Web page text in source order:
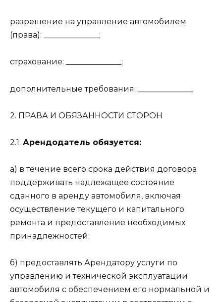
разрешение на управление автомобилем
(права): ______________;
страхование: ______________;
дополнительные требования: ______________.
2. ПРАВА И ОБЯЗАННОСТИ СТОРОН
2.1. Арендодатель обязуется:
а) в течение всего срока действия договора
поддерживать надлежащее состояние
сданного в аренду автомобиля, включая
осуществление текущего и капитального
ремонта и предоставление необходимых
принадлежностей;
б) предоставлять Арендатору услуги по
управлению и технической эксплуатации
автомобиля с обеспечением его нормальной и